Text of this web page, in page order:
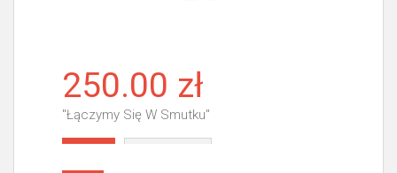
250.00 zł
"Łączymy Się W Smutku"